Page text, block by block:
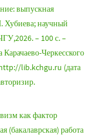
выпускная
Хубиева; научный
– 100 с. –
Черкесского
http://lib.kchgu.ru (дата
как фактор
(бакалаврская) работа